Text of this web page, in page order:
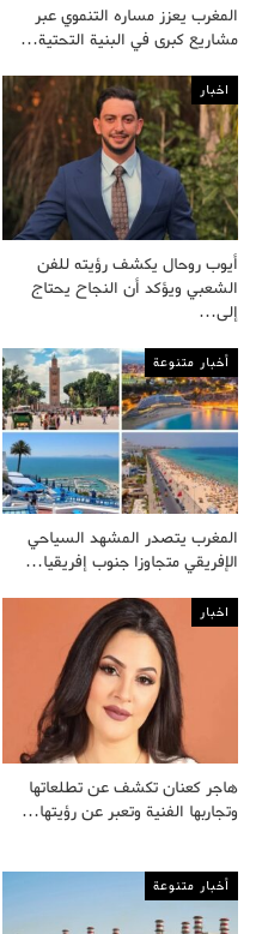
المغرب يعزز مساره التنموي عبر
مشاريع كبرى في البنية التحتية…
اخبار
أيوب روحال يكشف رؤيته للفن
الشعبي ويؤكد أن النجاح يحتاج
إلى…
أخبار متنوعة
المغرب يتصدر المشهد السياحي
الإفريقي متجاوزا جنوب إفريقيا…
اخبار
هاجر كعنان تكشف عن تطلعاتها
وتجاربها الفنية وتعبر عن رؤيتها…
أخبار متنوعة